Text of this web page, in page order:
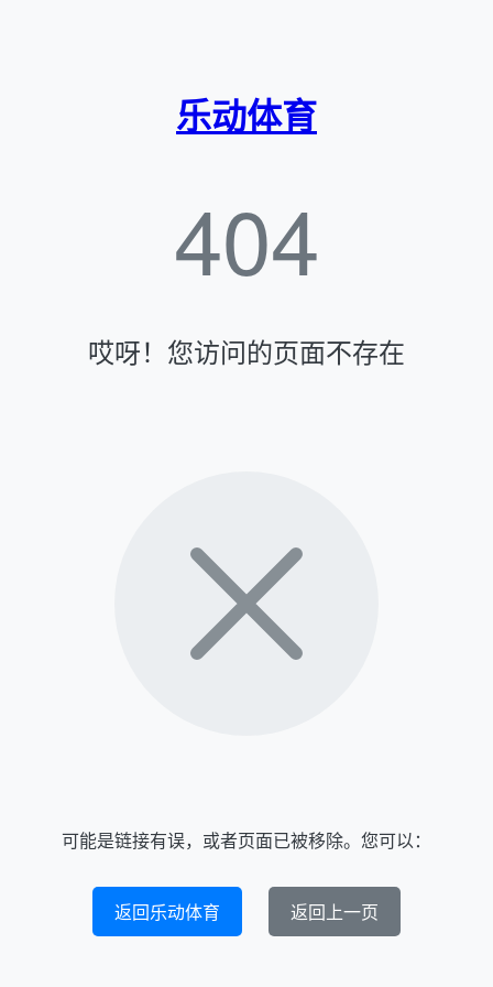
乐动体育
404
哎呀！您访问的页面不存在
可能是链接有误，或者页面已被移除。您可以：
返回乐动体育 返回上一页